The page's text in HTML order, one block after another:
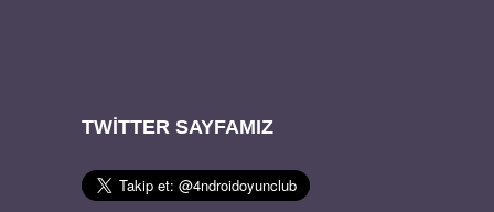
TWITTER SAYFAMIZ